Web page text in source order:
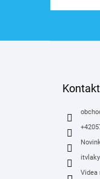
Kontakt
itvlaky
Videa